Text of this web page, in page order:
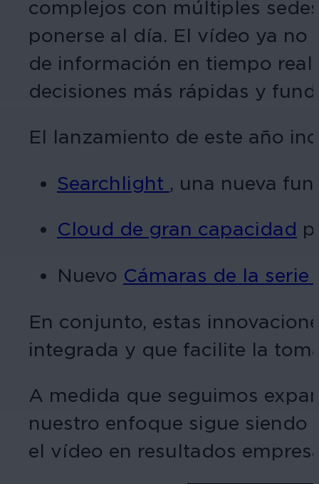
complejos con múltiples
ponerse al día. El vídeo ya no
de información en tiempo
decisiones más rápidas y
El lanzamiento de este año
Searchlight , una nueva
Cloud de gran capacidad
Nuevo Cámaras de la serie
En conjunto, estas
integrada y que facilite la
A medida que seguimos
nuestro enfoque sigue
el vídeo en resultados